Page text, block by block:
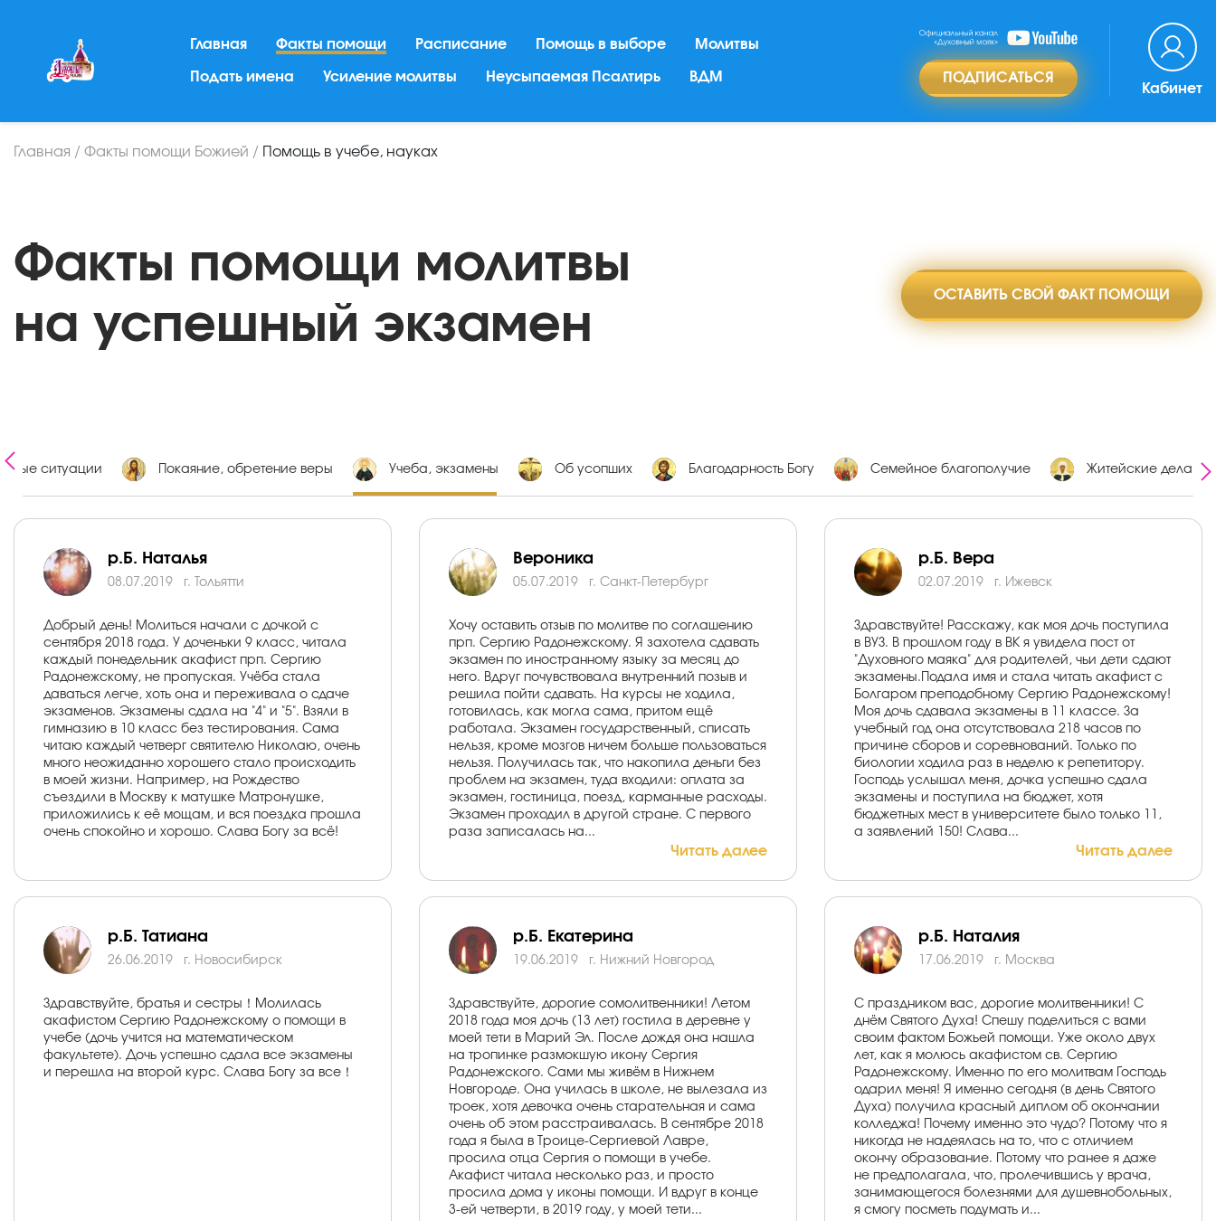
Главная Факты помощи Расписание Помощь в выборе Молитвы
Подать имена Усиление молитвы Неусыпаемая Псалтирь ВДМ ПОДПИСАТЬСЯ
Кабинет
Главная / Факты помощи Божией / Помощь в учебе, науках
Факты помощи молитвы
на успешный экзамен
ОСТАВИТЬ СВОЙ ФАКТ ПОМОЩИ
ситуации Покаяние, обретение веры Учеба, экзамены Об усопших Благодарность Богу Семейное благополучие Житейские дела
р.Б. Наталья
08.07.2019 г. Тольятти
Добрый день! Молиться начали с дочкой с
сентября 2018 года. У доченьки 9 класс, читала
каждый понедельник акафист прп. Сергию
Радонежскому, не пропуская. Учёба стала
даваться легче, хоть она и переживала о сдаче
экзаменов. Экзамены сдала на "4" и "5". Взяли в
гимназию в 10 класс без тестирования. Сама
читаю каждый четверг святителю Николаю, очень
много неожиданно хорошего стало происходить
в моей жизни. Например, на Рождество
съездили в Москву к матушке Матронушке,
приложились к её мощам, и вся поездка прошла
очень спокойно и хорошо. Слава Богу за всё!
Вероника
05.07.2019 г. Санкт-Петербург
Хочу оставить отзыв по молитве по соглашению
прп. Сергию Радонежскому. Я захотела сдавать
экзамен по иностранному языку за месяц до
него. Вдруг почувствовала внутренний позыв и
решила пойти сдавать. На курсы не ходила,
готовилась, как могла сама, притом ещё
работала. Экзамен государственный, списать
нельзя, кроме мозгов ничем больше пользоваться
нельзя. Получилась так, что накопила деньги без
проблем на экзамен, туда входили: оплата за
экзамен, гостиница, поезд, карманные расходы.
Экзамен проходил в другой стране. С первого
раза записалась на...
Читать далее
р.Б. Вера
02.07.2019 г. Ижевск
Здравствуйте! Расскажу, как моя дочь поступила
в ВУЗ. В прошлом году в ВК я увидела пост от
"Духовного маяка" для родителей, чьи дети сдают
экзамены.Подала имя и стала читать акафист с
Болгаром преподобному Сергию Радонежскому!
Моя дочь сдавала экзамены в 11 классе. За
учебный год она отсутствовала 218 часов по
причине сборов и соревнований. Только по
биологии ходила раз в неделю к репетитору.
Господь услышал меня, дочка успешно сдала
экзамены и поступила на бюджет, хотя
бюджетных мест в университете было только 11,
а заявлений 150! Слава...
Читать далее
р.Б. Татиана
26.06.2019 г. Новосибирск
Здравствуйте, братья и сестры！Молилась
акафистом Сергию Радонежскому о помощи в
учебе (дочь учится на математическом
факультете). Дочь успешно сдала все экзамены
и перешла на второй курс. Слава Богу за все！
р.Б. Екатерина
19.06.2019 г. Нижний Новгород
Здравствуйте, дорогие сомолитвенники! Летом
2018 года моя дочь (13 лет) гостила в деревне у
моей тети в Марий Эл. После дождя она нашла
на тропинке размокшую икону Сергия
Радонежского. Сами мы живём в Нижнем
Новгороде. Она училась в школе, не вылезала из
троек, хотя девочка очень старательная и сама
очень об этом расстраивалась. В сентябре 2018
года я была в Троице-Сергиевой Лавре,
просила отца Сергия о помощи в учебе.
Акафист читала несколько раз, и просто
просила дома у иконы помощи. И вдруг в конце
3-ей четверти, в 2019 году, у моей тети...
р.Б. Наталия
17.06.2019 г. Москва
С праздником вас, дорогие молитвенники! С
днём Святого Духа! Спешу поделиться с вами
своим фактом Божьей помощи. Уже около двух
лет, как я молюсь акафистом св. Сергию
Радонежскому. Именно по его молитвам Господь
одарил меня! Я именно сегодня (в день Святого
Духа) получила красный диплом об окончании
колледжа! Почему именно это чудо? Потому что я
никогда не надеялась на то, что с отличием
окончу образование. Потому что ранее я даже
не предполагала, что, пролечившись у врача,
занимающегося болезнями для душевнобольных,
я смогу посметь подумать и...